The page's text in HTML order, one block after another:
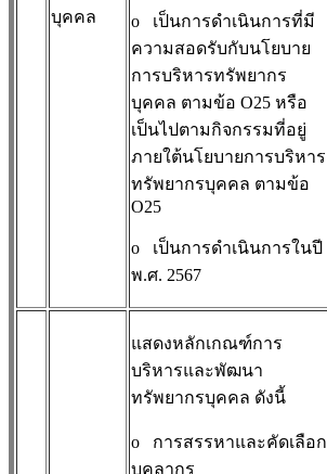
บุคคล
o เป็นการดำเนินการที่มี
ความสอดรับกับนโยบาย
การบริหารทรัพยากร
บุคคล ตามข้อ O25 หรือ
เป็นไปตามกิจกรรมที่อยู่
ภายใต้นโยบายการบริหาร
ทรัพยากรบุคคล ตามข้อ
O25
o เป็นการดำเนินการในปี
พ.ศ. 2567
แสดงหลักเกณฑ์การ
บริหารและพัฒนา
ทรัพยากรบุคคล ดังนี้
o การสรรหาและคัดเลือก
บุคลากร